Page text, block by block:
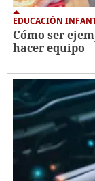
EDUCACIÓN
Cómo ser
hacer equipo